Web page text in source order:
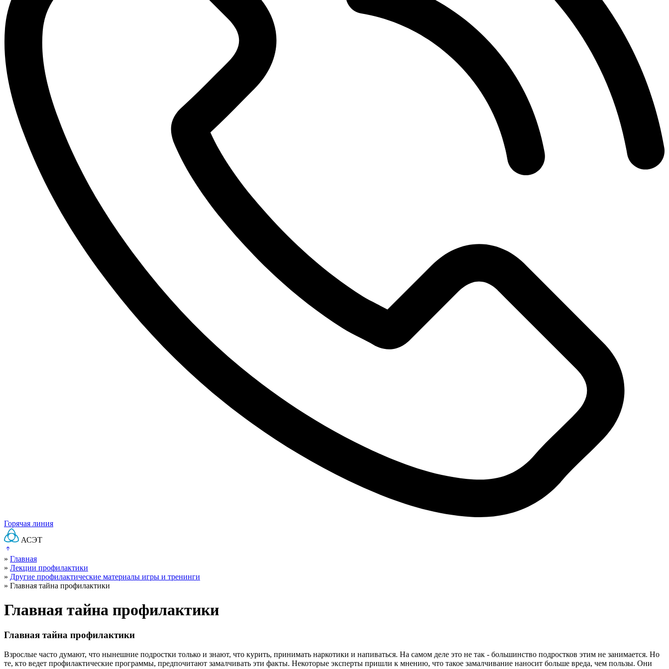
Горячая линия
АСЭТ
» Главная
» Лекции профилактики
» Другие профилактические материалы игры и тренинги
» Главная тайна профилактики
Главная тайна профилактики
Главная тайна профилактики
Взрослые часто думают, что нынешние подростки только и знают, что курить, принимать наркотики и напиваться. На самом деле это не так - большинство подростков этим не занимается. Но
те, кто ведет профилактические программы, предпочитают замалчивать эти факты. Некоторые эксперты пришли к мнению, что такое замалчивание наносит больше вреда, чем пользы. Они